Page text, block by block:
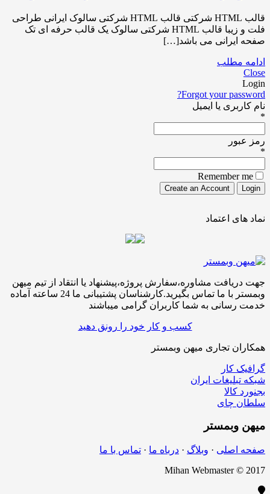
قالب HTML شرکتی قالب HTML شرکتی سالوک ایرانی طراحی
فلت و زیبا قالب HTML شرکتی سالوک یک قالب حرفه ای تک
صفحه ایرانی می باشد[…]
ادامه مطلب
Close
Login
Forgot your password?
نام کاربری یا ایمیل
*
رمز عبور
*
Remember me
نماد های اعتماد
جهت دریافت مشاوره،سفارش پروژه،پیشنهاد یا انتقاد از تیم میهن
وبمستر با ما تماس بگیرید.کارشناسان پشتیبانی ما 24 ساعته آماده
خدمت رسانی به شما کاربران گرامی میباشند
کسب و کار خود را رونق دهید
همکاران تجاری میهن وبمستر
گرافیک کار
شبکه تبلیغات ایران
بجنورد کالا
سلطان چای
میهن وبمستر
صفحه اصلی · وبلاگ · درباه ما · تماس با ما
Mihan Webmaster © 2017